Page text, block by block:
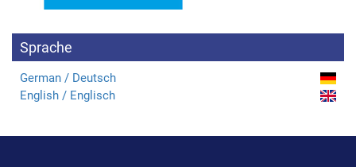
Sprache
German / Deutsch
English / Englisch